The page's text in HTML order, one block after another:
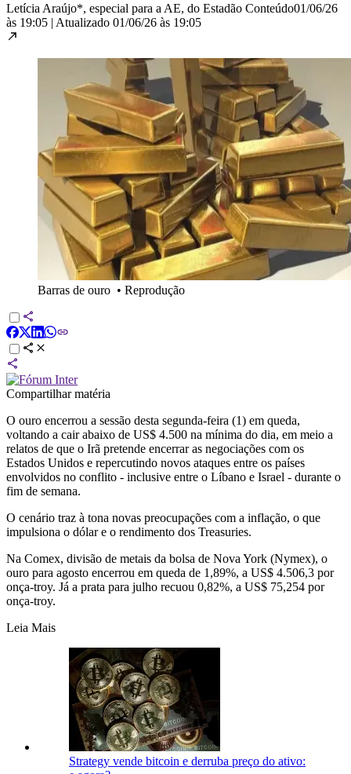
Letícia Araújo*, especial para a AE, do Estadão Conteúdo01/06/26
às 19:05 | Atualizado 01/06/26 às 19:05
Barras de ouro • Reprodução
Compartilhar matéria
O ouro encerrou a sessão desta segunda-feira (1) em queda,
voltando a cair abaixo de US$ 4.500 na mínima do dia, em meio a
relatos de que o Irã pretende encerrar as negociações com os
Estados Unidos e repercutindo novos ataques entre os países
envolvidos no conflito - inclusive entre o Líbano e Israel - durante o
fim de semana.
O cenário traz à tona novas preocupações com a inflação, o que
impulsiona o dólar e o rendimento dos Treasuries.
Na Comex, divisão de metais da bolsa de Nova York (Nymex), o
ouro para agosto encerrou em queda de 1,89%, a US$ 4.506,3 por
onça-troy. Já a prata para julho recuou 0,82%, a US$ 75,254 por
onça-troy.
Leia Mais
Strategy vende bitcoin e derruba preço do ativo: